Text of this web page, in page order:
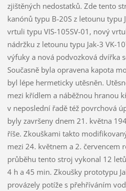
zjištěných nedostatků. Zde tento
kanónů typu B-20S z letounu typu
vrtuli typu VIS-105SV-01, nový
nádržku z letounu typu Jak-3 VK-
výfuky a nová podvozková dvířka
Současně byla opravena kapota
byl lépe hermeticky utěsněn.
mezi křídlem a náběžnou hranou
v neposlední řadě též povrchová
byly završeny dnem 21. května
říše. Zkouškami takto
mezi 24. květnem a 2. červencem
průběhu tento stroj vykonal 12
4 h a 45 min. Zkoušky prototypu
provázely potíže s přehříváním